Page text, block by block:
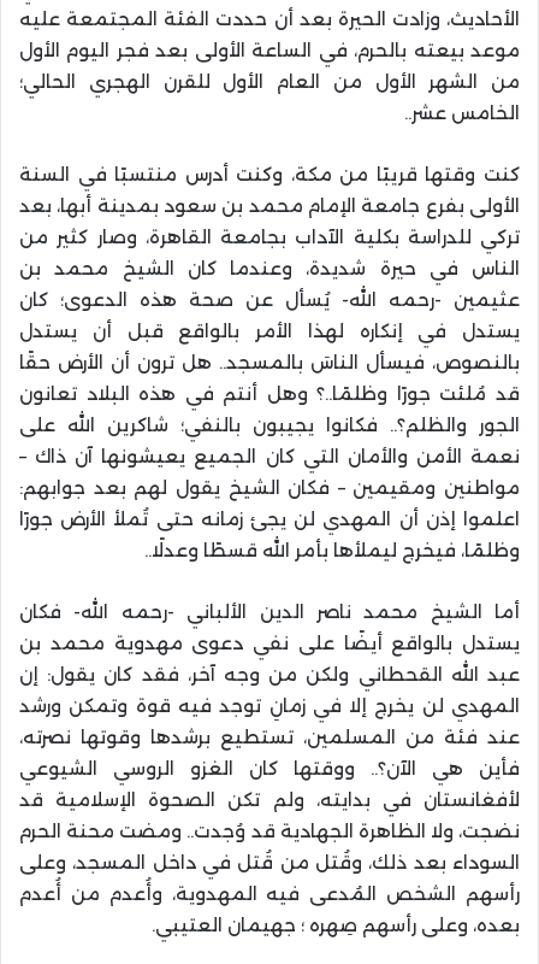
الأحاديث، وزادت الحيرة بعد أن حددت الفئة المجتمعة عليه
موعد بيعته بالحرم، في الساعة الأولى بعد فجر اليوم الأول
من الشهر الأول من العام الأول للقرن الهجري الحالي؛
الخامس عشر..
كنت وقتها قريبًا من مكة، وكنت أدرس منتسبًا في السنة
الأولى بفرع جامعة الإمام محمد بن سعود بمدينة أبها، بعد
تركي للدراسة بكلية الآداب بجامعة القاهرة، وصار كثير من
الناس في حيرة شديدة، وعندما كان الشيخ محمد بن
عثيمين -رحمه الله- يُسأل عن صحة هذه الدعوى؛ كان
يستدل في إنكاره لهذا الأمر بالواقع قبل أن يستدل
بالنصوص، فيسأل الناسَ بالمسجد.. هل ترون أن الأرض حقًا
قد مُلئت جورًا وظلمًا..؟ وهل أنتم في هذه البلاد تعانون
الجور والظلم؟.. فكانوا يجيبون بالنفي؛ شاكرين الله على
نعمة الأمن والأمان التي كان الجميع يعيشونها آن ذاك –
مواطنين ومقيمين – فكان الشيخ يقول لهم بعد جوابهم:
اعلموا إذن أن المهدي لن يجئ زمانه حتى تُملأ الأرض جورًا
وظلمًا، فيخرج ليملأها بأمر الله قسطًا وعدلًا..
أما الشيخ محمد ناصر الدين الألباني -رحمه الله- فكان
يستدل بالواقع أيضًا على نفي دعوى مهدوية محمد بن
عبد الله القحطاني ولكن من وجه آخر، فقد كان يقول: إن
المهدي لن يخرج إلا في زمانِ توجد فيه قوة وتمكن ورشد
عند فئة من المسلمين، تستطيع برشدها وقوتها نصرته،
فأين هي الآن؟.. ووقتها كان الغزو الروسي الشيوعي
لأفغانستان في بدايته، ولم تكن الصحوة الإسلامية قد
نضجت، ولا الظاهرة الجهادية قد وُجدت.. ومضت محنة الحرم
السوداء بعد ذلك، وقُتل من قُتل في داخل المسجد، وعلى
رأسهم الشخص المُدعى فيه المهدوية، وأُعدم من أُعدم
بعده، وعلى رأسهم صِهره ؛ جهيمان العتيبي.